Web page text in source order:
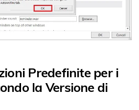
Predefinite per i
la Versione di